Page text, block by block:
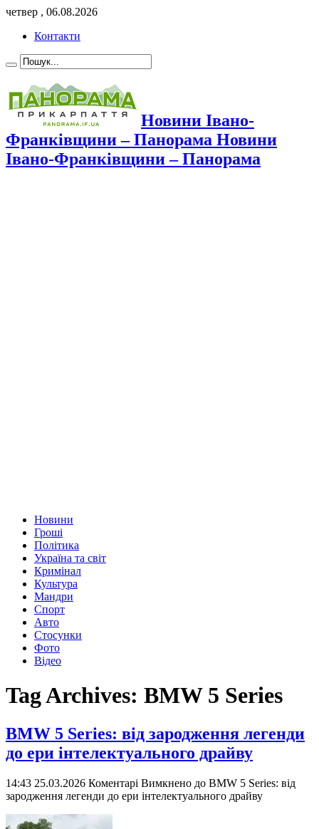
четвер , 06.08.2026
Контакти
Новини Івано-
Франківщини – Панорама Новини
Івано-Франківщини – Панорама
Новини
Гроші
Політика
Україна та світ
Кримінал
Культура
Мандри
Спорт
Авто
Стосунки
Фото
Відео
Tag Archives: BMW 5 Series
BMW 5 Series: від зародження легенди
до ери інтелектуального драйву
14:43 25.03.2026 Коментарі Вимкнено до BMW 5 Series: від
зародження легенди до ери інтелектуального драйву